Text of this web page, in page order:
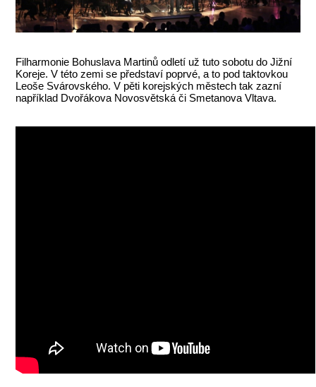
Filharmonie Bohuslava Martinů odletí už tuto sobotu do Jižní
Koreje. V této zemi se představí poprvé, a to pod taktovkou
Leoše Svárovského. V pěti korejských městech tak zazní
například Dvořákova Novosvětská či Smetanova Vltava.